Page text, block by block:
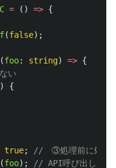
= () => {
(false);
(foo: string) => {
い
)
{
true;
//　③処理前に処理
(foo);
// API呼び出しなど